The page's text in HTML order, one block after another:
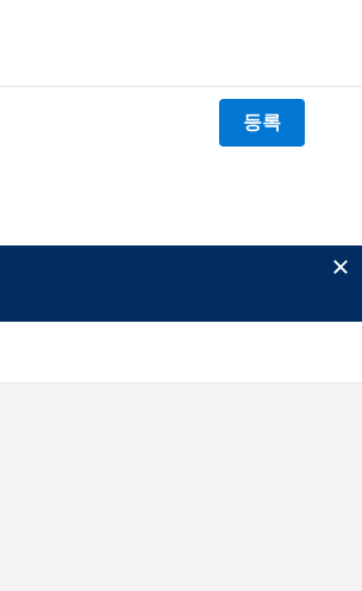
등록